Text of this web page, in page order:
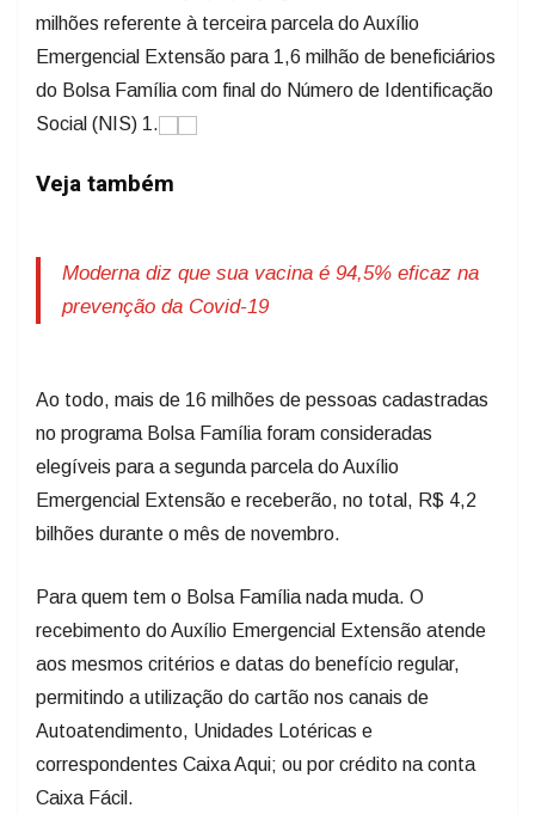
milhões referente à terceira parcela do Auxílio
Emergencial Extensão para 1,6 milhão de beneficiários
do Bolsa Família com final do Número de Identificação
Social (NIS) 1.
Veja também
Moderna diz que sua vacina é 94,5% eficaz na
prevenção da Covid-19
Ao todo, mais de 16 milhões de pessoas cadastradas
no programa Bolsa Família foram consideradas
elegíveis para a segunda parcela do Auxílio
Emergencial Extensão e receberão, no total, R$ 4,2
bilhões durante o mês de novembro.
Para quem tem o Bolsa Família nada muda. O
recebimento do Auxílio Emergencial Extensão atende
aos mesmos critérios e datas do benefício regular,
permitindo a utilização do cartão nos canais de
Autoatendimento, Unidades Lotéricas e
correspondentes Caixa Aqui; ou por crédito na conta
Caixa Fácil.